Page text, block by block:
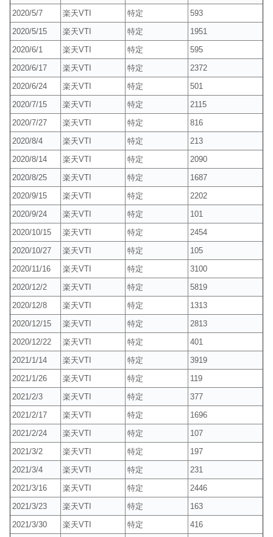
2020/5/7
楽天VTI 特定
593
2020/5/15
楽天VTI 特定
1951
2020/6/1
楽天VTI 特定
595
2020/6/17
楽天VTI 特定
2372
2020/6/24
楽天VTI 特定
501
2020/7/15
楽天VTI 特定
2115
2020/7/27
楽天VTI 特定
816
2020/8/4
楽天VTI 特定
213
2020/8/14
楽天VTI 特定
2090
2020/8/25
楽天VTI 特定
1687
2020/9/15
楽天VTI 特定
2202
2020/9/24
楽天VTI 特定
101
2020/10/15
楽天VTI 特定
2454
2020/10/27
楽天VTI 特定
105
2020/11/16
楽天VTI 特定
3100
2020/12/2
楽天VTI 特定
5819
2020/12/8
楽天VTI 特定
1313
2020/12/15
楽天VTI 特定
2813
2020/12/22
楽天VTI 特定
401
2021/1/14
楽天VTI 特定
3919
2021/1/26
楽天VTI 特定
119
2021/2/3
楽天VTI 特定
377
2021/2/17
楽天VTI 特定
1696
2021/2/24
楽天VTI 特定
107
2021/3/2
楽天VTI 特定
197
2021/3/4
楽天VTI 特定
231
2021/3/16
楽天VTI 特定
2446
2021/3/23
楽天VTI 特定
163
2021/3/30
楽天VTI 特定
416